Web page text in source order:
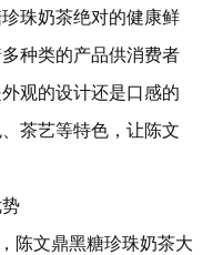
珠奶茶绝对的健康鲜
种类的产品供消费者
观的设计还是口感的
茶艺等特色，让陈文
陈文鼎黑糖珍珠奶茶大